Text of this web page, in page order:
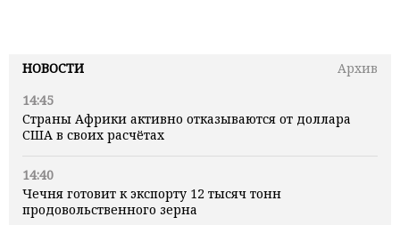
НОВОСТИ
Архив
14:45
Страны Африки активно отказываются от доллара
США в своих расчётах
14:40
Чечня готовит к экспорту 12 тысяч тонн
продовольственного зерна